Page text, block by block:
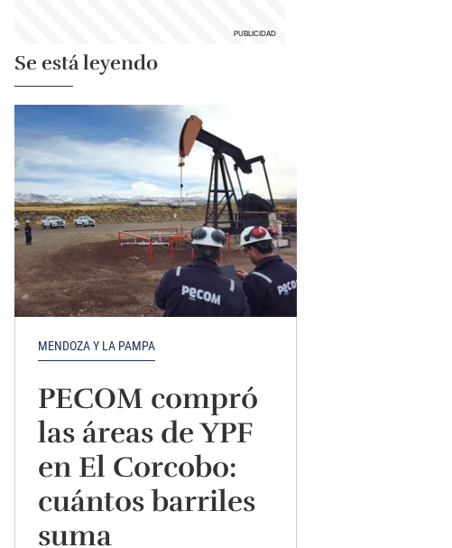
Se está leyendo
MENDOZA Y LA PAMPA
PECOM compró
las áreas de YPF
en El Corcobo:
cuántos barriles
suma